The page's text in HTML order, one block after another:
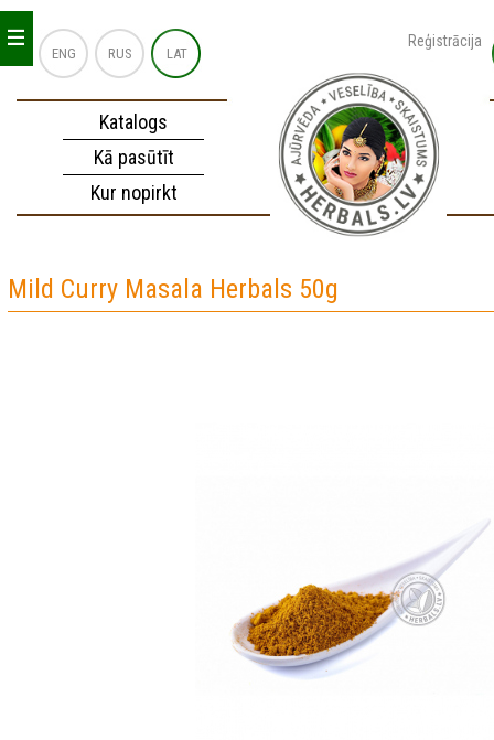
ENG RUS LAT
Reģistrācija
Katalogs
Kā pasūtīt
Kur nopirkt
_
_
_
Mild Curry Masala Herbals 50g